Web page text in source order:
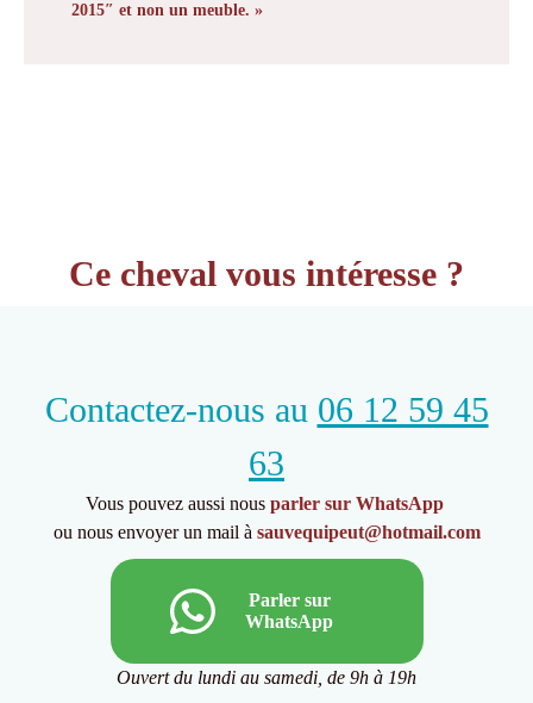
2015″ et non un meuble. »
Ce cheval vous intéresse ?
Contactez-nous au 06 12 59 45
63
Vous pouvez aussi nous parler sur WhatsApp
ou nous envoyer un mail à sauvequipeut@hotmail.com
Parler sur
WhatsApp
Ouvert du lundi au samedi, de 9h à 19h